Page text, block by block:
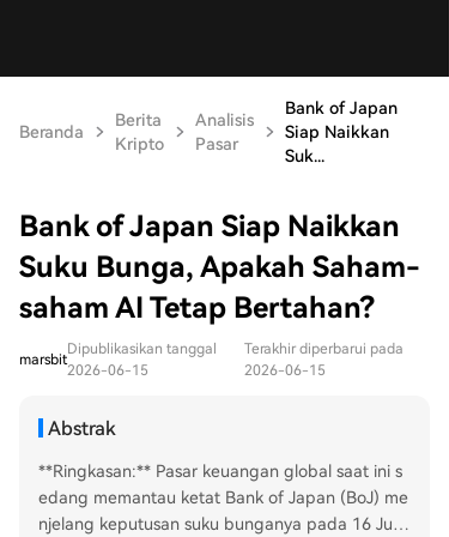
Beranda
Berita
Kripto
Analisis
Pasar
Bank of Japan
Siap Naikkan
Suk...
Bank of Japan Siap Naikkan
Suku Bunga, Apakah Saham-
saham AI Tetap Bertahan?
marsbit
Dipublikasikan tanggal
2026-06-15
Terakhir diperbarui pada
2026-06-15
Abstrak
**Ringkasan:** Pasar keuangan global saat ini s
edang memantau ketat Bank of Japan (BoJ) me
njelang keputusan suku bunganya pada 16 Juni.